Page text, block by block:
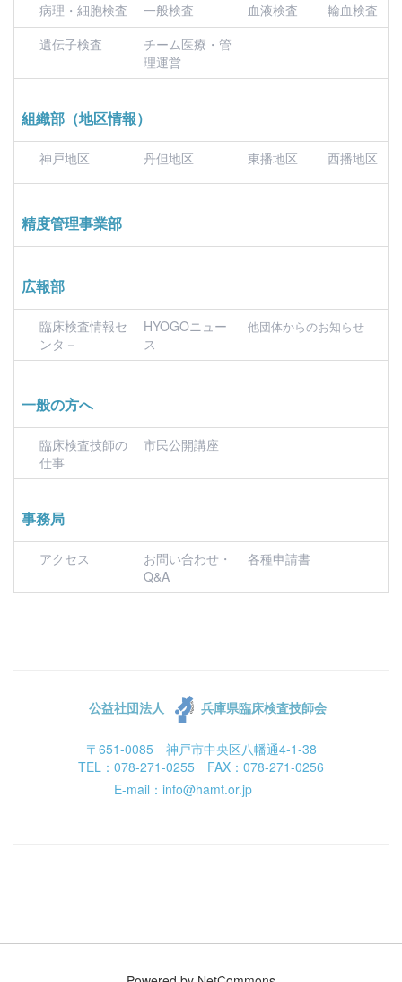
病理・細胞検査
一般検査 血液検査
輸血検査
遺伝子検査
チーム医療・管
理運営
組織部（地区情報）
神戸地区 丹但地区 東播地区 西播地区
精度管理事業部
広報部
臨床検査情報セ
ンタ－
HYOGOニュー
ス
他団体からのお知らせ
一般の方へ
臨床検査技師の
仕事
市民公開講座
事務局
アクセス
お問い合わせ・
Q&A
各種申請書
公益社団法人 兵庫県臨床検査技師会
〒651-0085 神戸市中央区八幡通4-1-38
TEL：078-271-0255 FAX：078-271-0256
E-mail：info@hamt.or.jp